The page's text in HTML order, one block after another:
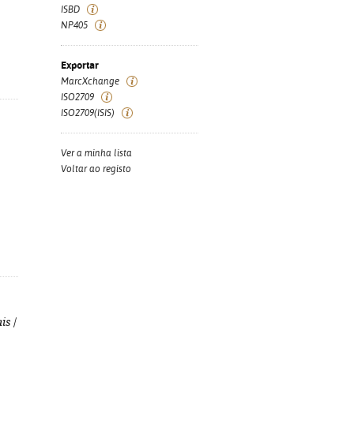
/
ISBD
NP405
Exportar
MarcXchange
ISO2709
ISO2709(ISIS)
Ver a minha lista
Voltar ao registo